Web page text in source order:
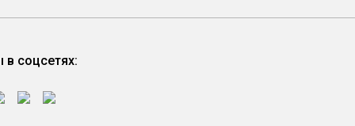
соцсетях: